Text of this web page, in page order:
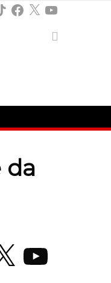
Facebook
X YouTube
da
YouTube